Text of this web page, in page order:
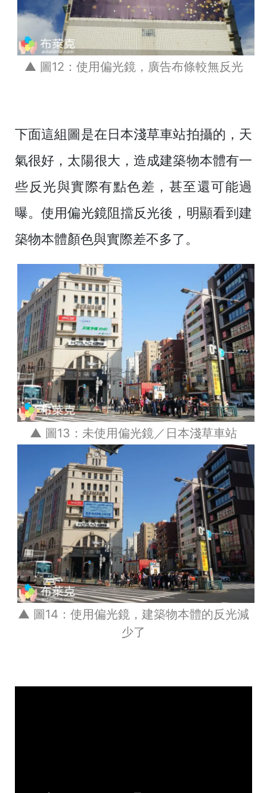
▲ 圖12：使用偏光鏡，廣告布條較無反光
下面這組圖是在日本淺草車站拍攝的，天
氣很好，太陽很大，造成建築物本體有一
些反光與實際有點色差，甚至還可能過
曝。使用偏光鏡阻擋反光後，明顯看到建
築物本體顏色與實際差不多了。
▲ 圖13：未使用偏光鏡／日本淺草車站
▲ 圖14：使用偏光鏡，建築物本體的反光減
少了